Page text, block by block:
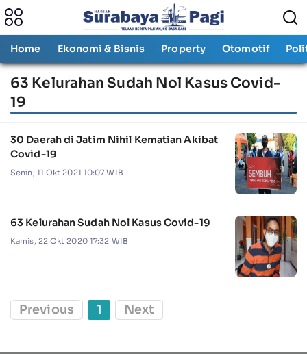
Home Ekonomi & Bisnis Property Otomotif
63 Kelurahan Sudah Nol Kasus Covid-
19
30 Daerah di Jatim Nihil Kematian Akibat
Covid-19
Senin, 11 Okt 2021 10:07 WIB
63 Kelurahan Sudah Nol Kasus Covid-19
Kamis, 22 Okt 2020 17:32 WIB
Previous 1 Next